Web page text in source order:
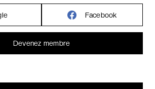
Facebook
Devenez membre
toujours modifier ou retirer votre